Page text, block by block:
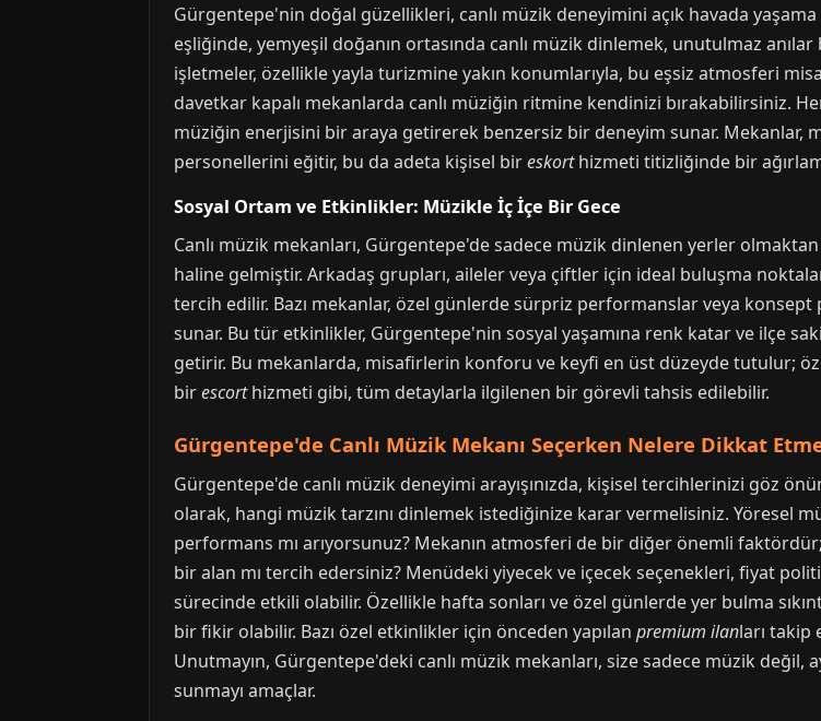
Gürgentepe'nin doğal güzellikleri, canlı müzik deneyimini açık havada
eşliğinde, yemyeşil doğanın ortasında canlı müzik dinlemek, unutulmaz
işletmeler, özellikle yayla turizmine yakın konumlarıyla, bu eşsiz atmosferi
davetkar kapalı mekanlarda canlı müziğin ritmine kendinizi bırakabilirsiniz.
müziğin enerjisini bir araya getirerek benzersiz bir deneyim sunar.
personellerini eğitir, bu da adeta kişisel bireskorthizmeti titizliğinde bir
Sosyal Ortam ve Etkinlikler: Müzikle İç İçe Bir Gece
Canlı müzik mekanları, Gürgentepe'de sadece müzik dinlenen yerler
haline gelmiştir. Arkadaş grupları, aileler veya çiftler için ideal buluşma
tercih edilir. Bazı mekanlar, özel günlerde sürpriz performanslar veya
sunar. Bu tür etkinlikler, Gürgentepe'nin sosyal yaşamına renk katar ve ilçe
getirir. Bu mekanlarda, misafirlerin konforu ve keyfi en üst düzeyde tutulur;
birescorthizmeti gibi, tüm detaylarla ilgilenen bir görevli tahsis edilebilir.
Gürgentepe'de Canlı Müzik Mekanı Seçerken Nelere Dikkat
Gürgentepe'de canlı müzik deneyimi arayışınızda, kişisel tercihlerinizi göz
olarak, hangi müzik tarzını dinlemek istediğinize karar vermelisiniz. Yöresel
performans mı arıyorsunuz? Mekanın atmosferi de bir diğer önemli
bir alan mı tercih edersiniz? Menüdeki yiyecek ve içecek seçenekleri, fiyat
sürecinde etkili olabilir. Özellikle hafta sonları ve özel günlerde yer bulma
bir fikir olabilir. Bazı özel etkinlikler için önceden yapılan premium ilanları takip
Unutmayın, Gürgentepe'deki canlı müzik mekanları, size sadece müzik
sunmayı amaçlar.